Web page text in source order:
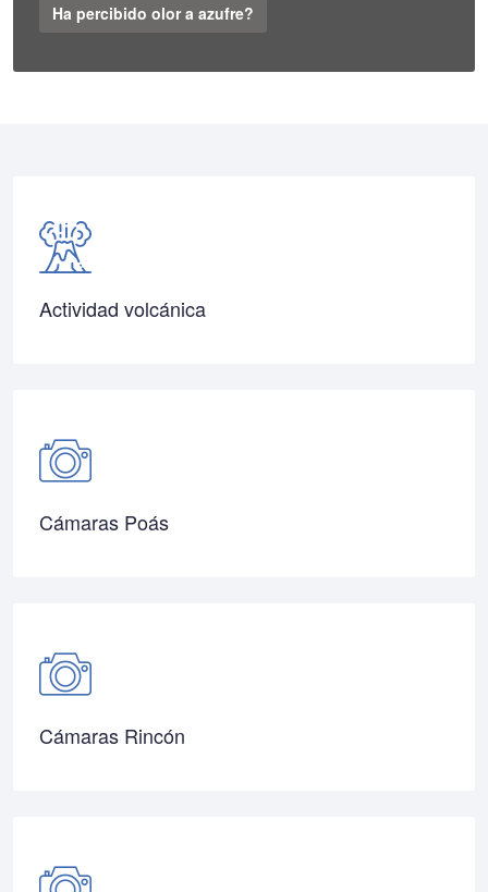
Ha percibido olor a azufre?
Actividad volcánica
Cámaras Poás
Cámaras Rincón